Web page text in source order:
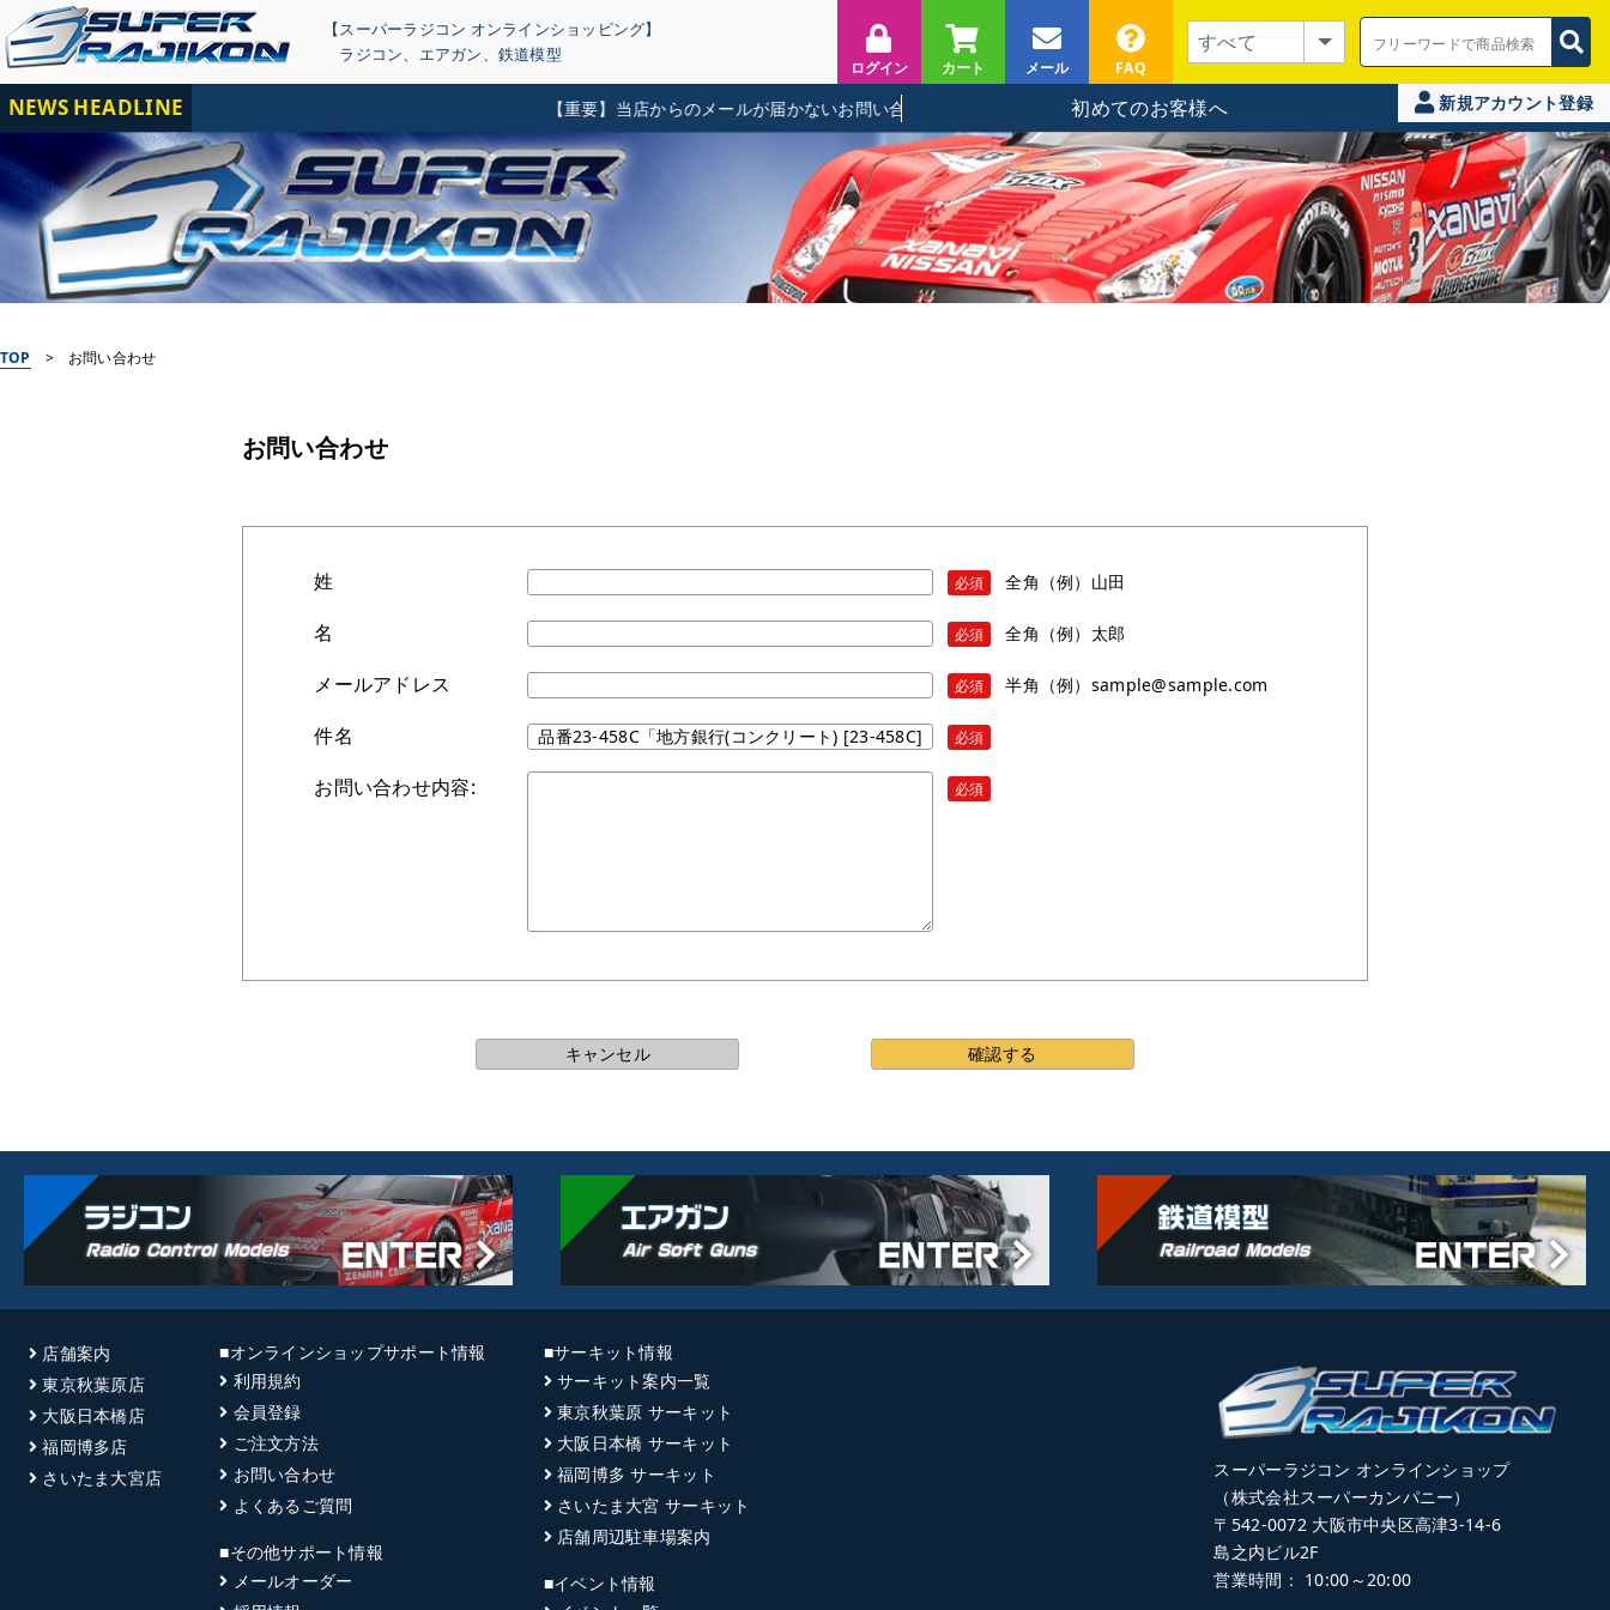
【スーパーラジコン オンラインショッピング】
ラジコン、 エアガン、 鉄道模型
ログイン カート メール FAQ
NEWS HEADLINE 【重要】当店からのメールが届かないお問い合わせに関して 初めてのお客様へ 新規アカウント登録
TOP > お問い合わせ
お問い合わせ
姓 必須 全角（例）山田
名 必須 全角（例）太郎
メールアドレス 必須 半角（例）sample@sample.com
件名 必須
お問い合わせ内容: 必須
店舗案内
東京秋葉原店
大阪日本橋店
福岡博多店
さいたま大宮店
■オンラインショップサポート情報
利用規約
会員登録
ご注文方法
お問い合わせ
よくあるご質問
■その他サポート情報
メールオーダー
■サーキット情報
サーキット案内一覧
東京秋葉原 サーキット
大阪日本橋 サーキット
福岡博多 サーキット
さいたま大宮 サーキット
店舗周辺駐車場案内
■イベント情報
スーパーラジコン オンラインショップ
（株式会社スーパーカンパニー）
〒542-0072 大阪市中央区高津3-14-6
島之内ビル2F
営業時間： 10:00～20:00